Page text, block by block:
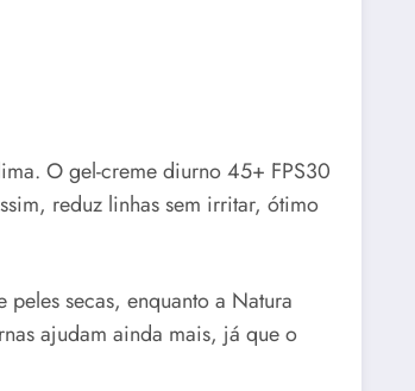
O gel-creme diurno 45+ FPS30
reduz linhas sem irritar, ótimo
secas, enquanto a Natura
ajudam ainda mais, já que o